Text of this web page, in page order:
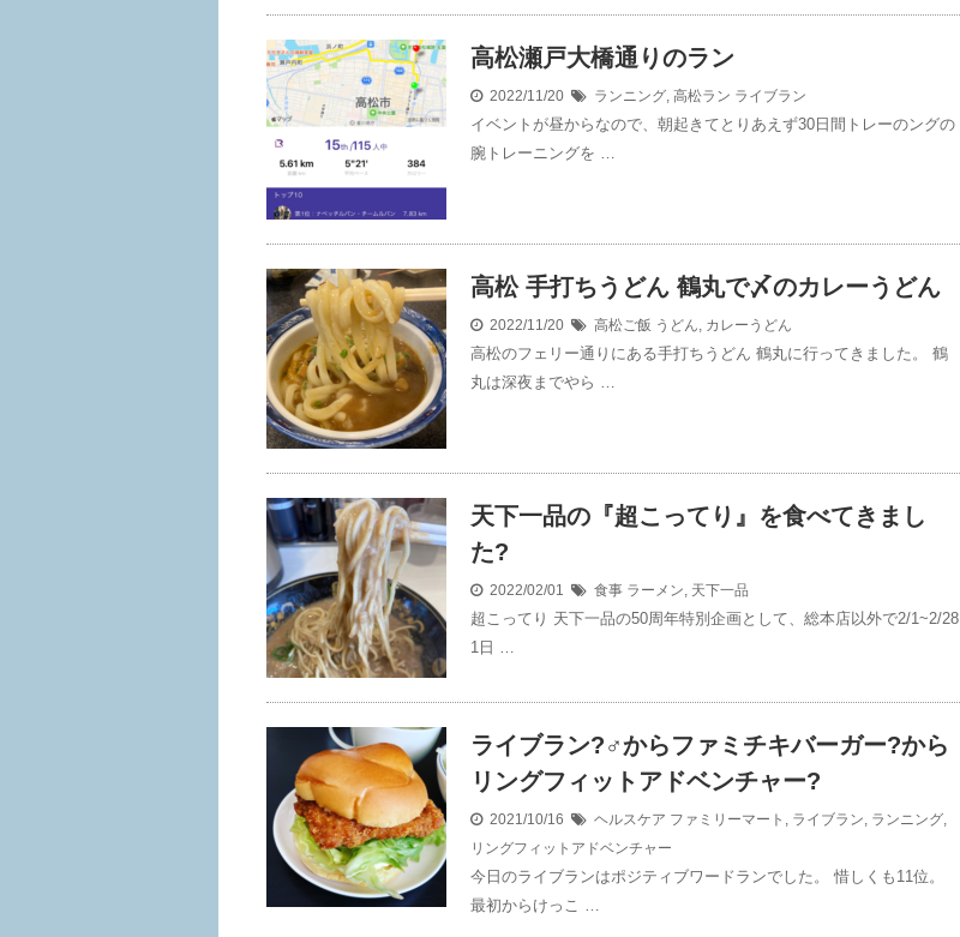
高松瀬戸大橋通りのラン
2022/11/20 ランニング, 高松ラン ライブラン
イベントが昼からなので、朝起きてとりあえず30日間トレーのングの
腕トレーニングを …
高松 手打ちうどん 鶴丸で〆のカレーうどん
2022/11/20 高松ご飯 うどん, カレーうどん
高松のフェリー通りにある手打ちうどん 鶴丸に行ってきました。 鶴
丸は深夜までやら …
天下一品の『超こってり』を食べてきまし
た?
2022/02/01 食事 ラーメン, 天下一品
超こってり 天下一品の50周年特別企画として、総本店以外で2/1~2/28
1日 …
ライブラン?‍♂️からファミチキバーガー?から
リングフィットアドベンチャー?
2021/10/16 ヘルスケア ファミリーマート , ライブラン, ランニング,
リングフィットアドベンチャー
今日のライブランはポジティブワードランでした。 惜しくも11位。
最初からけっこ …